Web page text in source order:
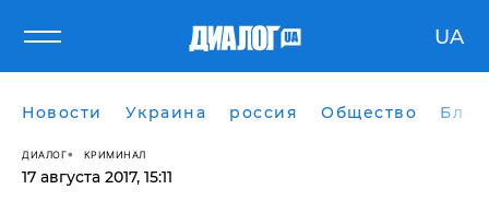
UA
Новости Украина россия Общество
ДИАЛОГ КРИМИНАЛ
17 августа 2017, 15:11